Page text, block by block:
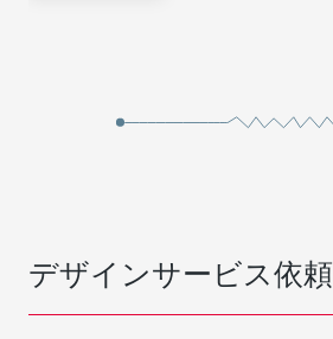
デザインサービス依頼